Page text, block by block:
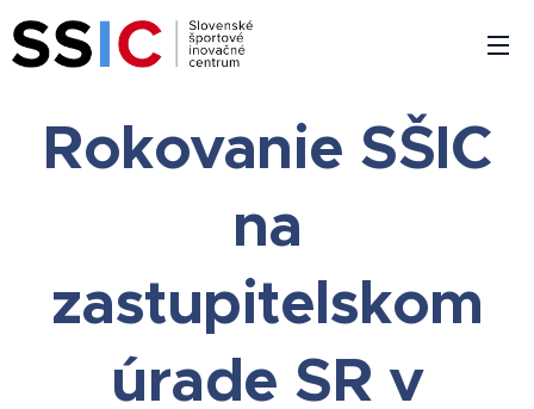
Rokovanie SŠIC
na
zastupitelskom
úrade SR v